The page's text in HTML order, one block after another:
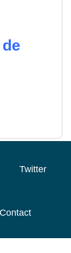
Twitter
Contact